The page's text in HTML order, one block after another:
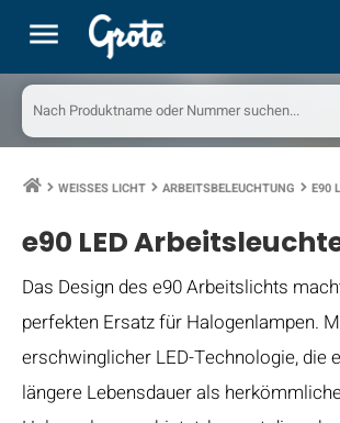
menu
keyboard_arrow_right WEISSES LICHT keyboard_arrow_right ARBEITSBELEUCHTUNG keyboard_arrow_right E90
e90 LED
Das Design des e90 Arbeitslichts
perfekten Ersatz für Halogenlampen.
erschwinglicher LED-Technologie, die
längere Lebensdauer als